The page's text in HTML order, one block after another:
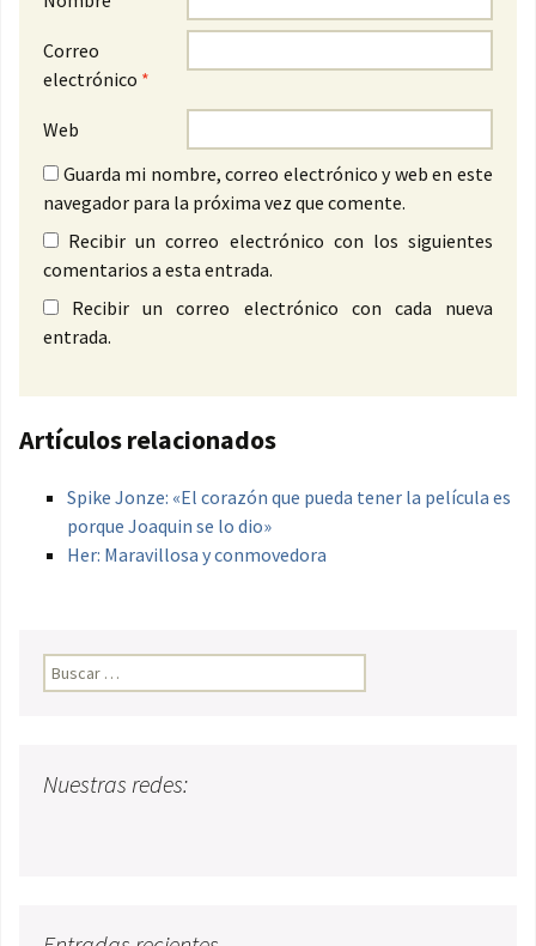
Correo
electrónico *
Web
Guarda mi nombre, correo electrónico y web en este
navegador para la próxima vez que comente.
Recibir un correo electrónico con los siguientes
comentarios a esta entrada.
Recibir un correo electrónico con cada nueva
entrada.
Artículos relacionados
Spike Jonze: «El corazón que pueda tener la película es
porque Joaquin se lo dio»
Her: Maravillosa y conmovedora
Buscar:
Nuestras redes: